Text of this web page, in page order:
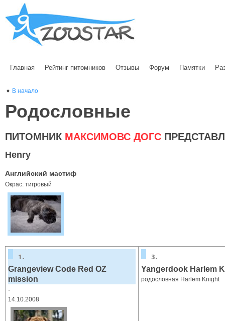
Главная Рейтинг питомников Отзывы Форум Памятки
В начало
Родословные
ПИТОМНИК МАКСИМОВС ДОГС
Henry
Английский мастиф
Окрас: тигровый
Grangeview Code Red OZ
mission
-
14.10.2008
Yangerdook Harlem
родословная Harlem Knight